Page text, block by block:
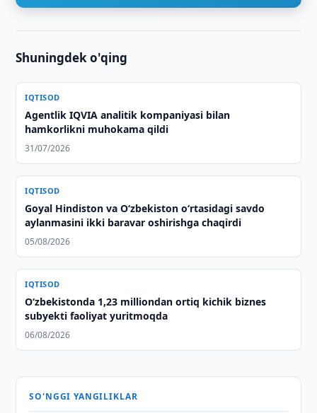
Shuningdek o'qing
IQTISOD
Agentlik IQVIA analitik kompaniyasi bilan
hamkorlikni muhokama qildi
31/07/2026
IQTISOD
Goyal Hindiston va Oʻzbekiston oʻrtasidagi savdo
aylanmasini ikki baravar oshirishga chaqirdi
05/08/2026
IQTISOD
O‘zbekistonda 1,23 milliondan ortiq kichik biznes
subyekti faoliyat yuritmoqda
06/08/2026
SO'NGGI YANGILIKLAR